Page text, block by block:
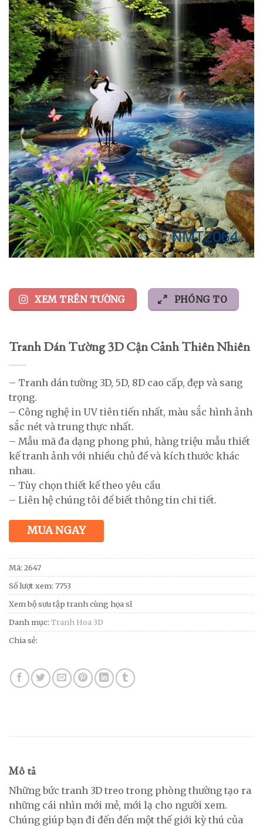
XEM TRÊN TƯỜNG PHÓNG TO
Tranh Dán Tường 3D Cận Cảnh Thiên Nhiên
– Tranh dán tường 3D, 5D, 8D cao cấp, đẹp và sang
trọng.
– Công nghệ in UV tiên tiến nhất, màu sắc hình ảnh
sắc nét và trung thực nhất.
– Mẫu mã đa dạng phong phú, hàng triệu mẫu thiết
kế tranh ảnh với nhiều chủ đề và kích thước khác
nhau.
– Tùy chọn thiết kế theo yêu cầu
– Liên hệ chúng tôi để biết thông tin chi tiết.
MUA NGAY
Mã: 2647
Số lượt xem: 7753
Xem bộ sưu tập tranh cùng họa sĩ
Danh mục: Tranh Hoa 3D
Chia sẻ:
Mô tả
Những bức tranh 3D treo trong phòng thường tạo ra
những cái nhìn mới mẻ, mới lạ cho người xem.
Chúng giúp bạn đi đến đến một thế giới kỳ thú của